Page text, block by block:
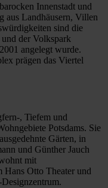
Innenstadt und
aus Landhäusern, Villen
sind die
und der Volkspark
angelegt wurde.
prägen das Viertel
, Tiefem und
Potsdams. Sie
Gärten, in
und Günther Jauch
mit
Hans Otto Theater und